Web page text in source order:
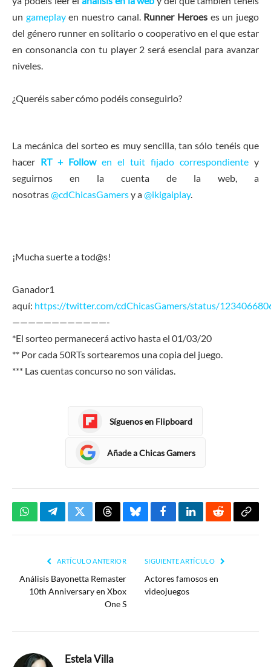
un gameplayen nuestro canal. Runner Heroes es un juego
del género runner en solitario o cooperativo en el que estar
en consonancia con tu player 2 será esencial para avanzar
niveles.
¿Queréis saber cómo podéis conseguirlo?
La mecánica del sorteo es muy sencilla, tan sólo tenéis que
hacer RT + Followen el tuit fijado correspondiente y
seguirnos en la cuenta de la web, a
nosotras@cdChicasGamersy a@ikigaiplay.
¡Mucha suerte a tod@s!
Ganador1
aquí: https://twitter.com/cdChicasGamers/status/
————————————-
*El sorteo permanecerá activo hasta el 01/03/20
** Por cada 50RTs sortearemos una copia del juego.
*** Las cuentas concurso no son válidas.
Síguenos en Flipboard
Añade a Chicas Gamers
WhatsAppTelegramTwitterThreadsBlueskyFacebookLinkedInReddit
ARTÍCULO ANTERIOR
Análisis Bayonetta Remaster
10th Anniversary en Xbox
One S
SIGUIENTE ARTÍCULO
Actores famosos en
videojuegos
Estela Villa